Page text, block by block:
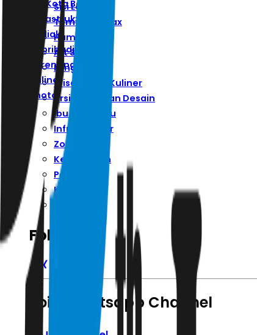
Ibu Kota Baru
Infrastruktur
Zodiak
Kepribadian
Parenting
Kuliner
Photo
Sisi Lain
Ternyata Hoax
Humaniora
Art Space
Minggu
Wisata Dan Kuliner
Arsitektur Dan Desain
Ibu Kota Baru
Infrastruktur
Zodiak
Kepribadian
Parenting
Kuliner
Follow Us
Join Whatsapp Channel